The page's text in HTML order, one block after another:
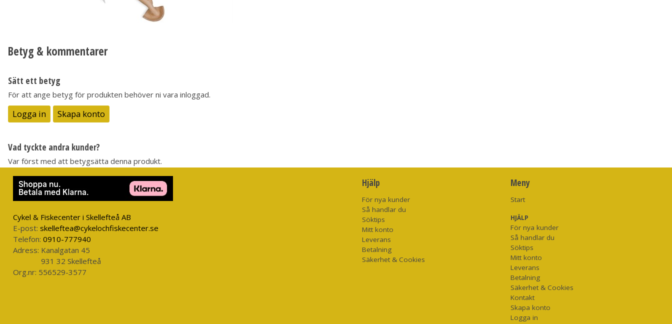
Betyg & kommentarer
Sätt ett betyg
För att ange betyg för produkten behöver ni vara inloggad.
Logga in Skapa konto
Vad tyckte andra kunder?
Var först med att betygsätta denna produkt.
Cykel & Fiskecenter i Skellefteå AB
E-post: skelleftea@cykelochfiskecenter.se
Telefon: 0910-777940
Adress: Kanalgatan 45
931 32 Skellefteå
Org.nr: 556529-3577
Hjälp
För nya kunder
Så handlar du
Söktips
Mitt konto
Leverans
Betalning
Säkerhet & Cookies
Meny
Start
HJÄLP
För nya kunder
Så handlar du
Söktips
Mitt konto
Leverans
Betalning
Säkerhet & Cookies
Kontakt
Skapa konto
Logga in